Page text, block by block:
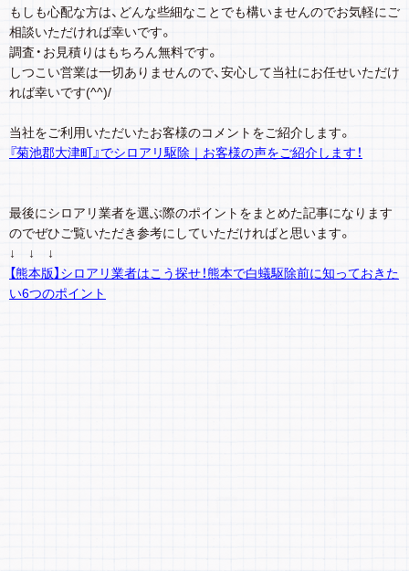
もしも心配な方は、どんな些細なことでも構いませんのでお気軽にご
相談いただければ幸いです。
調査・お見積りはもちろん無料です。
しつこい営業は一切ありませんので、安心して当社にお任せいただけ
れば幸いです(^^)/
当社をご利用いただいたお客様のコメントをご紹介します。
『菊池郡大津町』でシロアリ駆除｜お客様の声をご紹介します！
最後にシロアリ業者を選ぶ際のポイントをまとめた記事になります
のでぜひご覧いただき参考にしていただければと思います。
↓ ↓ ↓
【熊本版】シロアリ業者はこう探せ！熊本で白蟻駆除前に知っておきた
い6つのポイント